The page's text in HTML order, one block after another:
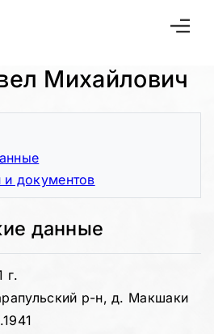
Михайлович
данные
г.
р-н, д. Макшаки
документов